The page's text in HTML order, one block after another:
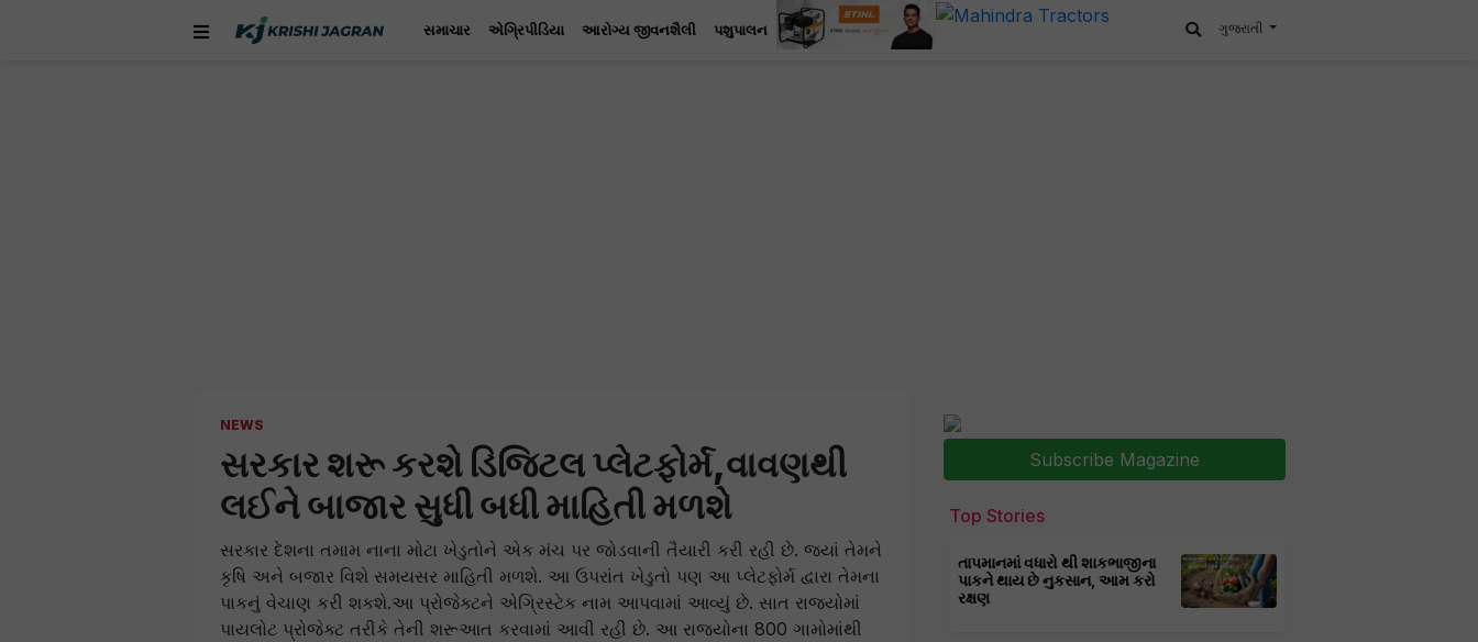
સમાચાર એગ્રિપીડિયા આરોગ્ય જીવનશૈલી પશુપાલન ગુજરાતી
NEWS
સરકાર શરૂ કરશે ડિજિટલ પ્લેટફોર્મ,વાવણથી
લઈને બાજાર સુધી બધી માહિતી મળશે
સરકાર દેશના તમામ નાના મોટા ખેડુતોને એક મંચ પર જોડવાની તૈયારી કરી રહી છે. જ્યાં તેમને
કૃષિ અને બજાર વિશે સમયસર માહિતી મળશે. આ ઉપરાંત ખેડુતો પણ આ પ્લેટફોર્મ દ્વારા તેમના
પાકનું વેચાણ કરી શકશે.આ પ્રોજેક્ટને એગ્રિસ્ટેક નામ આપવામાં આવ્યું છે. સાત રાજ્યોમાં
પાયલોટ પ્રોજેક્ટ તરીકે તેની શરૂઆત કરવામાં આવી રહી છે. આ રાજ્યોના 800 ગામોમાંથી
Subscribe Magazine
Top Stories
તાપમાનમાં વધારો થી શાકભાજીના
પાકને થાય છે નુકસાન, આમ કરો
રક્ષણ